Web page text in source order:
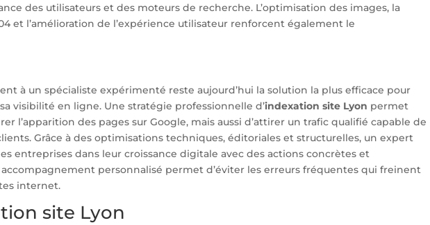
des utilisateurs et des moteurs de recherche. L’optimisation des images, la
et l’amélioration de l’expérience utilisateur renforcent également le
à un spécialiste expérimenté reste aujourd’hui la solution la plus efficace pour
visibilité en ligne. Une stratégie professionnelle d’indexation site Lyon permet
l’apparition des pages sur Google, mais aussi d’attirer un trafic qualifié capable de
Grâce à des optimisations techniques, éditoriales et structurelles, un expert
entreprises dans leur croissance digitale avec des actions concrètes et
accompagnement personnalisé permet d’éviter les erreurs fréquentes qui freinent
internet.
site Lyon